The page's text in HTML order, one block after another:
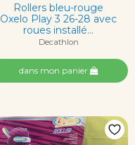
Rollers bleu-rouge
Oxelo Play 3 26-28 avec
roues installé...
Decathlon
dans mon panier